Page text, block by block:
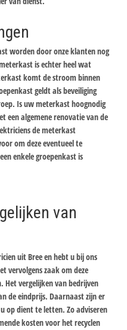
worden door onze klanten nog
is echter heel wat
komt de stroom binnen
geldt als beveiliging
Is uw meterkast hoognodig
een algemene renovatie van de
de meterkast
om deze eventueel te
enkele groepenkast is
van
uit Bree en hebt u bij ons
vervolgens zaak om deze
Het vergelijken van bedrijven
de eindprijs. Daarnaast zijn er
op dient te letten. Zo adviseren
kosten voor het recyclen